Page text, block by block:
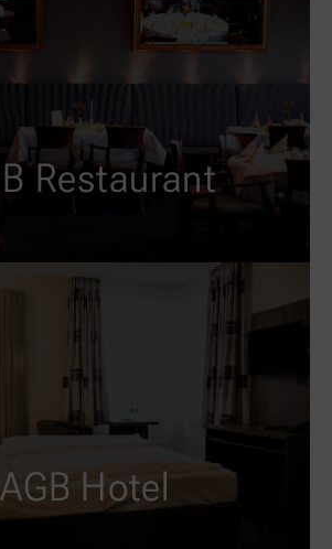
Restaurant
für Gastronomie
Restaurantbesuche und
Veranstaltungen
AGB Hotel
AGB für
Übernachtungen